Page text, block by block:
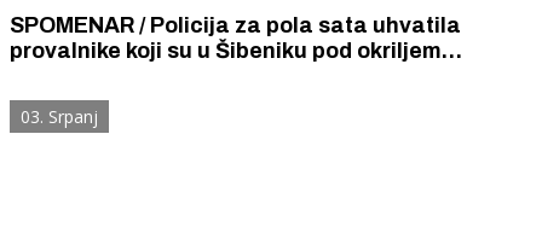
SPOMENAR / Policija za pola sata uhvatila
provalnike koji su u Šibeniku pod okriljem
pršuta, vreću šećera i 10 metli za metenje
podova.
03. Srpanj